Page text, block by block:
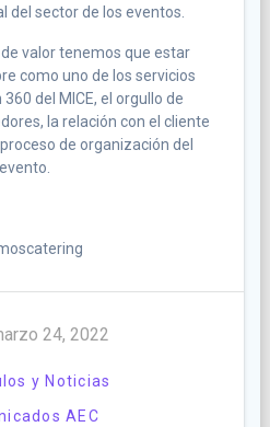
del sector de los eventos.
valor tenemos que estar
como uno de los servicios
del MICE, el orgullo de
la relación con el cliente
de organización del
evento.
24, 2022
y Noticias
AEC